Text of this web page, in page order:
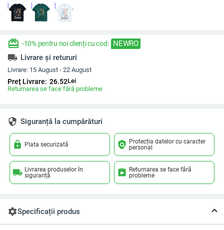
redeem -10% pentru noi clienți cu cod: NEWRO
local_shipping Livrare și retururi
Livrare: 15 August - 22 August
Preț Livrare: 26.52Lei
Returnarea se face fără probleme
security Siguranță la cumpărături
lock Plata securizată policy Protecția datelor cu caracter
personal
local_shipping Livrarea produselor în
siguranță
assignment_return Returnarea se face fără
probleme
settingsSpecificații produs